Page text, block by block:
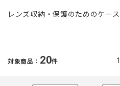
ー
レンズ収納・保護のためのケース
対象商品： 20件